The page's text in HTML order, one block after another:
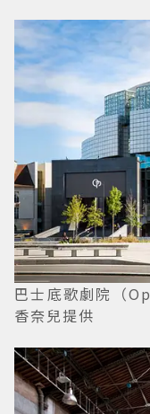
巴士底歌劇院（
香奈兒提供